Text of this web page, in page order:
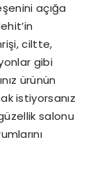
açığa
ciltte,
gibi
ürünün
istiyorsanız
salonu